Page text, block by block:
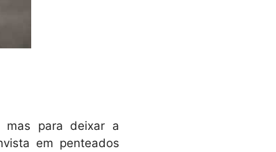
mas para deixar a
em penteados